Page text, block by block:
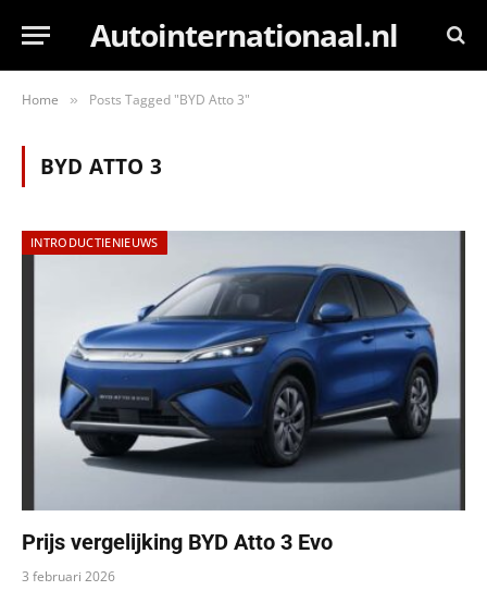
Autointernationaal.nl
Home » Posts Tagged "BYD Atto 3"
BYD ATTO 3
INTRODUCTIENIEUWS
Prijs vergelijking BYD Atto 3 Evo
3 februari 2026